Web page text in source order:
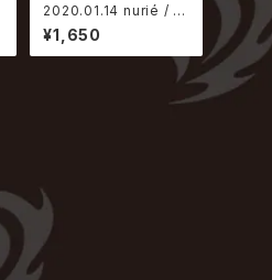
2020.01.14 nurié / 人
として人で在る様に【人
盤】
¥1,650